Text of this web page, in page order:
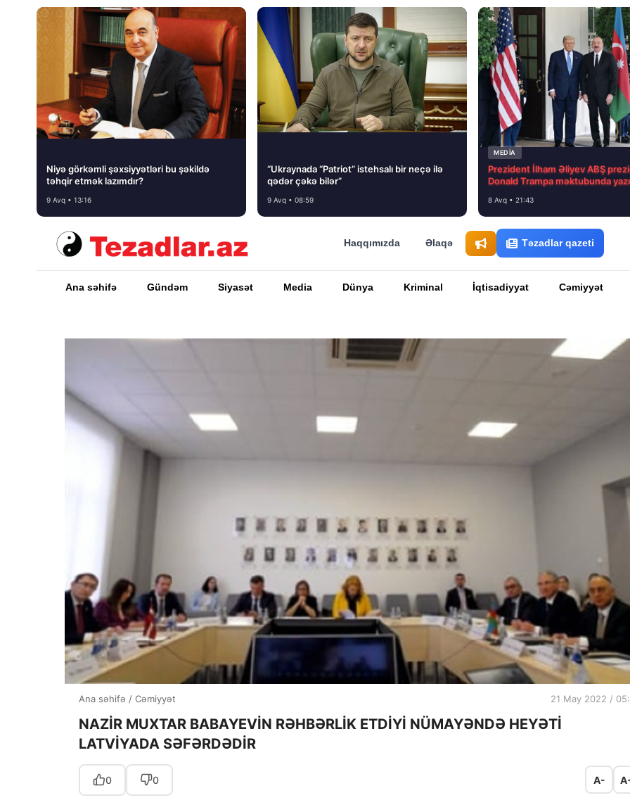
Niyə görkəmli şəxsiyyətləri bu şəkildə
təhqir etmək lazımdır?
9 Avq • 13:16
“Ukraynada “Patriot” istehsalı bir neçə ilə
qədər çəkə bilər”
9 Avq • 08:59
MEDİA
Prezident İlham Əliyev ABŞ
Donald Trampa məktubunda
8 Avq • 21:43
Haqqımızda Əlaqə Təzadlar qazeti
Ana səhifə Gündəm Siyasət Media Dünya Kriminal İqtisadiyyat Cəmiyyət
Ana səhifə / Cəmiyyət 21 May 2022 /
NAZİR MUXTAR BABAYEVİN RƏHBƏRLİK ETDİYİ NÜMAYƏNDƏ HEYƏTİ
LATVİYADA SƏFƏRDƏDİR
0 0 A-